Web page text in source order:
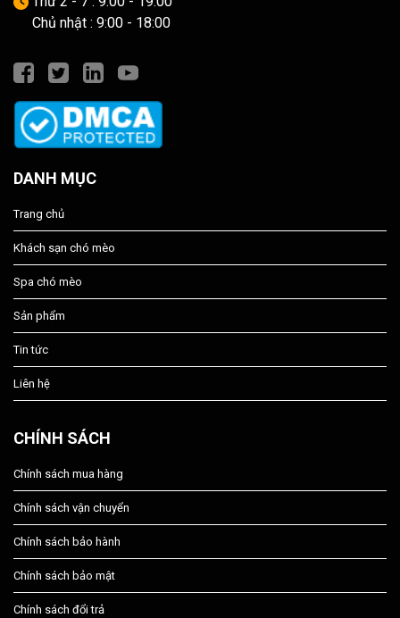
Chủ nhật : 9:00 - 18:00
DANH MỤC
Trang chủ
Khách sạn chó mèo
Spa chó mèo
Sản phẩm
Tin tức
Liên hệ
CHÍNH SÁCH
Chính sách mua hàng
Chính sách vận chuyển
Chính sách bảo hành
Chính sách bảo mật
Chính sách đổi trả